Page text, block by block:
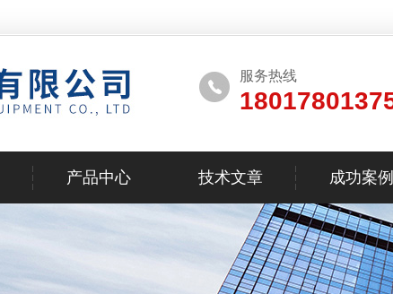
服务热线
产品中心 技术文章 成功案例